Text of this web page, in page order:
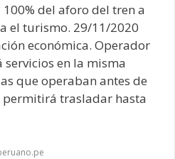
del aforo del tren a
el turismo. 29/11/2020
económica. Operador
en la misma
que operaban antes de
trasladar hasta